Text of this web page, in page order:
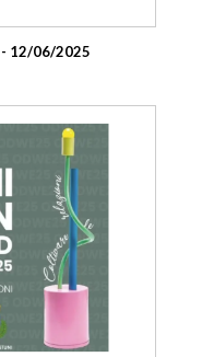
- 12/06/2025